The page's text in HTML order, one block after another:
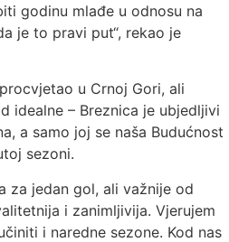
godinu mlađe u odnosu na
je to pravi put“, rekao je
u Crnoj Gori, ali
idealne – Breznica je ubjedljivi
a samo joj se naša Budućnost
sezoni.
za jedan gol, ali važnije od
i zanimljivija. Vjerujem
i naredne sezone. Kod nas